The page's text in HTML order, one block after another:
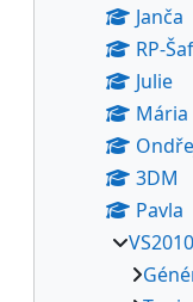
Janča
RP-
Julie
Mária
3DM
Pavla
VS2010